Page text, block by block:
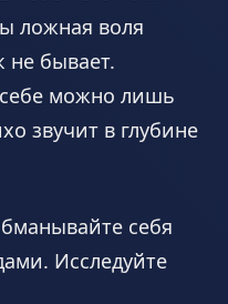
ложная воля
не бывает.
можно лишь
звучит в глубине
себя
Исследуйте